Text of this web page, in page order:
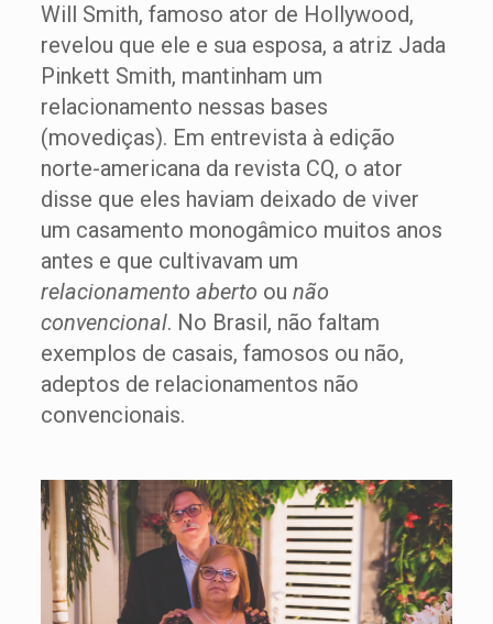
Will Smith, famoso ator de Hollywood,
revelou que ele e sua esposa, a atriz Jada
Pinkett Smith, mantinham um
relacionamento nessas bases
(movediças). Em entrevista à edição
norte-americana da revista CQ, o ator
disse que eles haviam deixado de viver
um casamento monogâmico muitos anos
antes e que cultivavam um
relacionamento aberto ou não
convencional. No Brasil, não faltam
exemplos de casais, famosos ou não,
adeptos de relacionamentos não
convencionais.